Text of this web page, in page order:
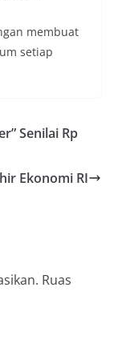
membuat
setiap
Senilai Rp
Ekonomi RI
Ruas